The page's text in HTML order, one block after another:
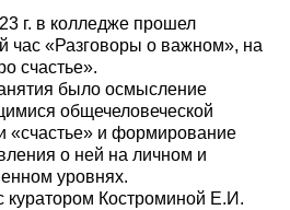
г. в колледже прошел
час «Разговоры о важном», на
счастье».
было осмысление
общечеловеческой
«счастье» и формирование
о ней на личном и
уровнях.
куратором Костроминой Е.И.